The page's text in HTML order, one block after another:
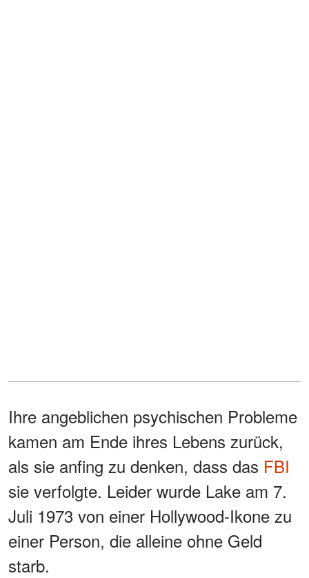
Ihre angeblichen psychischen Probleme
kamen am Ende ihres Lebens zurück,
als sie anfing zu denken, dass das FBI
sie verfolgte. Leider wurde Lake am 7.
Juli 1973 von einer Hollywood-Ikone zu
einer Person, die alleine ohne Geld
starb.